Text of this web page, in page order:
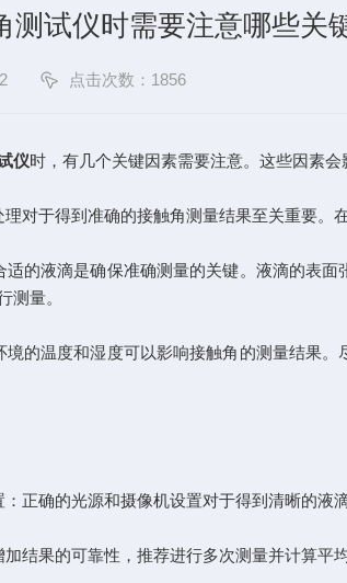
测试仪时需要注意哪些关
点击次数：1856
仪时，有几个关键因素需要注意。这些因素
于得到准确的接触角测量结果至关重要。
液滴是确保准确测量的关键。液滴的表面
测量。
温度和湿度可以影响接触角的测量结果。
确的光源和摄像机设置对于得到清晰的液
果的可靠性，推荐进行多次测量并计算平